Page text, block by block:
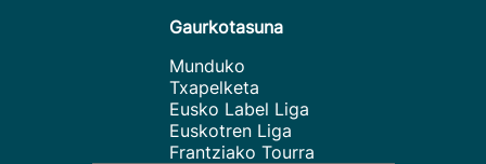
Gaurkotasuna
Munduko
Txapelketa
Eusko Label Liga
Euskotren Liga
Frantziako Tourra